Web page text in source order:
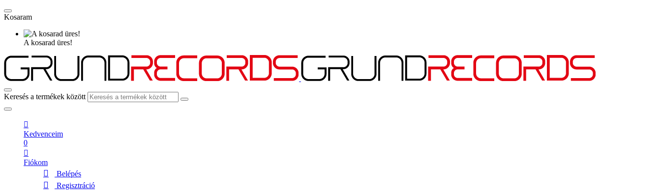
Kosaram
A kosarad üres!
Keresés a termékek között
Kedvenceim
0
Fiókom
Belépés
Regisztráció